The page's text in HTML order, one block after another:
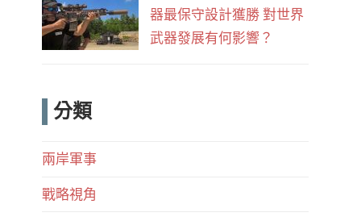
器最保守設計獲勝 對世界
武器發展有何影響？
分類
兩岸軍事
戰略視角